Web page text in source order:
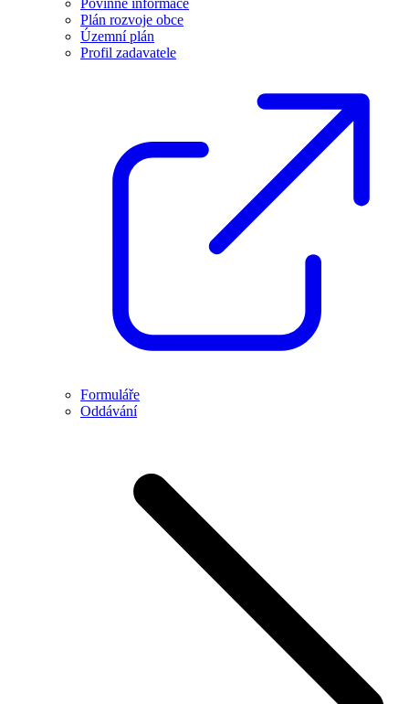
Povinné informace
Plán rozvoje obce
Územní plán
Profil zadavatele
Formuláře
Oddávání